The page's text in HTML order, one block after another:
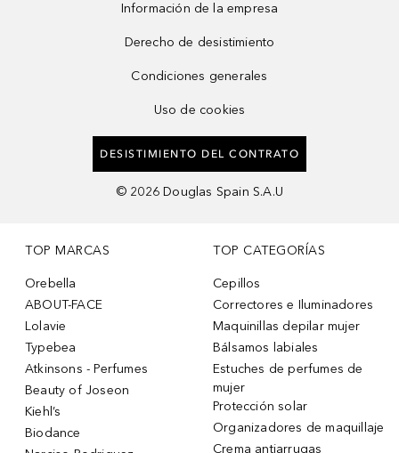
Información de la empresa
Derecho de desistimiento
Condiciones generales
Uso de cookies
DESISTIMIENTO DEL CONTRATO
© 2026 Douglas Spain S.A.U
TOP MARCAS
Orebella
ABOUT-FACE
Lolavie
Typebea
Atkinsons - Perfumes
Beauty of Joseon
Kiehl’s
Biodance
TOP CATEGORÍAS
Cepillos
Correctores e Iluminadores
Maquinillas depilar mujer
Bálsamos labiales
Estuches de perfumes de
mujer
Protección solar
Organizadores de maquillaje
Crema antiarrugas